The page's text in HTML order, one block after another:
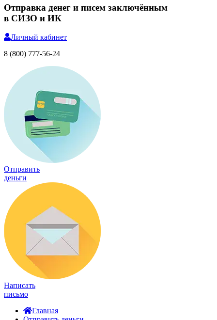
Отправка денег и писем заключённым
в СИЗО и ИК
Личный кабинет
8 (800) 777-56-24
Отправить
деньги
Написать
письмо
Главная